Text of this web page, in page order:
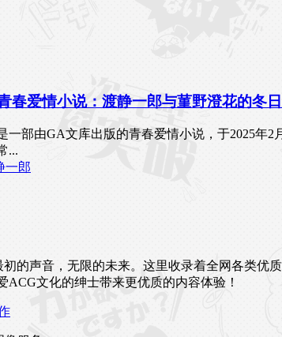
春爱情小说：渡静一郎与菫野澄花的冬
一部由GA文库出版的青春爱情小说，于2025
...
一郎
初的声音，无限的未来。这里收录着全网各类
ACG文化的绅士带来更优质的内容体验！